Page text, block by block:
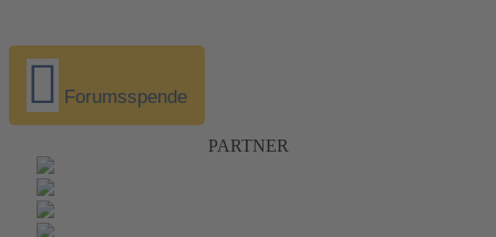
Forumsspende
PARTNER